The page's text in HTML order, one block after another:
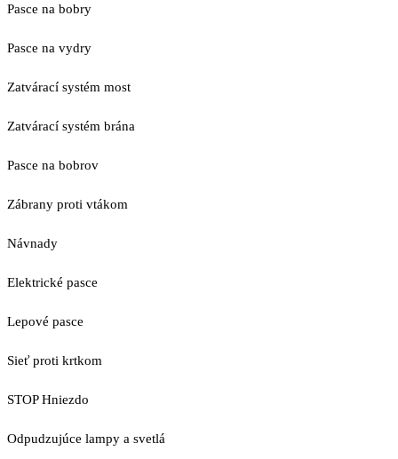
Pasce na bobry
Pasce na vydry
Zatvárací systém most
Zatvárací systém brána
Pasce na bobrov
Zábrany proti vtákom
Návnady
Elektrické pasce
Lepové pasce
Sieť proti krtkom
STOP Hniezdo
Odpudzujúce lampy a svetlá